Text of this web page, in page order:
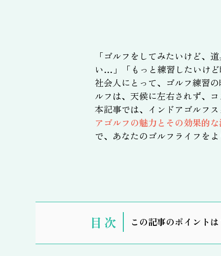
「ゴルフをしてみたいけど、
い…」「もっと練習したいけ
社会人にとって、ゴルフ練習
ルフは、天候に左右されず、
本記事では、インドアゴルフ
アゴルフの魅力とその効果的
で、あなたのゴルフライフを
この記事のポイントは
表
示